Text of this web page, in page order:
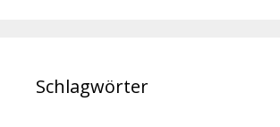
Schlagwörter